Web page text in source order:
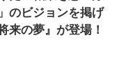
のビジョンを掲げ
来の夢』が登場！